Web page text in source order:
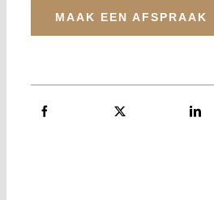
MAAK EEN AFSPRAAK